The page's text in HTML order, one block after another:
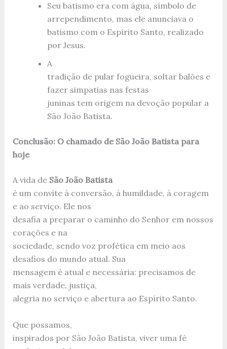
Seu batismo era com água, símbolo de
arrependimento, mas ele anunciava o
batismo com o Espírito Santo, realizado
por Jesus.
A
tradição de pular fogueira, soltar balões e
fazer simpatias nas festas
juninas tem origem na devoção popular a
São João Batista.
Conclusão: O chamado de São João Batista para
hoje
A vida de São João Batista
é um convite à conversão, à humildade, à coragem
e ao serviço. Ele nos
desafia a preparar o caminho do Senhor em nossos
corações e na
sociedade, sendo voz profética em meio aos
desafios do mundo atual. Sua
mensagem é atual e necessária: precisamos de
mais verdade, justiça,
alegria no serviço e abertura ao Espírito Santo.
Que possamos,
inspirados por São João Batista, viver uma fé